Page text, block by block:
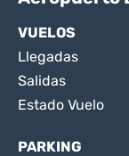
VUELOS
Llegadas
Salidas
Estado Vuelo
PARKING